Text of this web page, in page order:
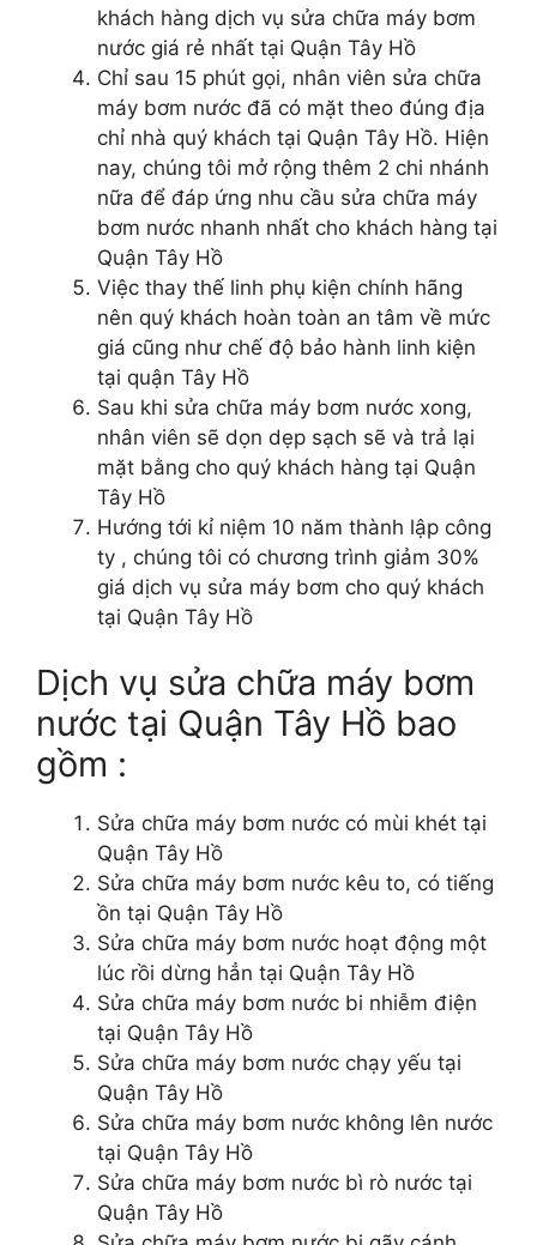
khách hàng dịch vụ sửa chữa máy bơm
nước giá rẻ nhất tại Quận Tây Hồ
Chỉ sau 15 phút gọi, nhân viên sửa chữa
máy bơm nước đã có mặt theo đúng địa
chỉ nhà quý khách tại Quận Tây Hồ. Hiện
nay, chúng tôi mở rộng thêm 2 chi nhánh
nữa để đáp ứng nhu cầu sửa chữa máy
bơm nước nhanh nhất cho khách hàng tại
Quận Tây Hồ
Việc thay thế linh phụ kiện chính hãng
nên quý khách hoàn toàn an tâm về mức
giá cũng như chế độ bảo hành linh kiện
tại quận Tây Hồ
Sau khi sửa chữa máy bơm nước xong,
nhân viên sẽ dọn dẹp sạch sẽ và trả lại
mặt bằng cho quý khách hàng tại Quận
Tây Hồ
Hướng tới kỉ niệm 10 năm thành lập công
ty , chúng tôi có chương trình giảm 30%
giá dịch vụ sửa máy bơm cho quý khách
tại Quận Tây Hồ
Dịch vụ sửa chữa máy bơm
nước tại Quận Tây Hồ bao
gồm :
Sửa chữa máy bơm nước có mùi khét tại
Quận Tây Hồ
Sửa chữa máy bơm nước kêu to, có tiếng
ồn tại Quận Tây Hồ
Sửa chữa máy bơm nước hoạt động một
lúc rồi dừng hẳn tại Quận Tây Hồ
Sửa chữa máy bơm nước bi nhiễm điện
tại Quận Tây Hồ
Sửa chữa máy bơm nước chạy yếu tại
Quận Tây Hồ
Sửa chữa máy bơm nước không lên nước
tại Quận Tây Hồ
Sửa chữa máy bơm nước bì rò nước tại
Quận Tây Hồ